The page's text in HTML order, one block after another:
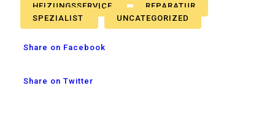
HEIZUNGSSERVICE
REPARATUR
SPEZIALIST
UNCATEGORIZED
Share on Facebook
Share on Twitter